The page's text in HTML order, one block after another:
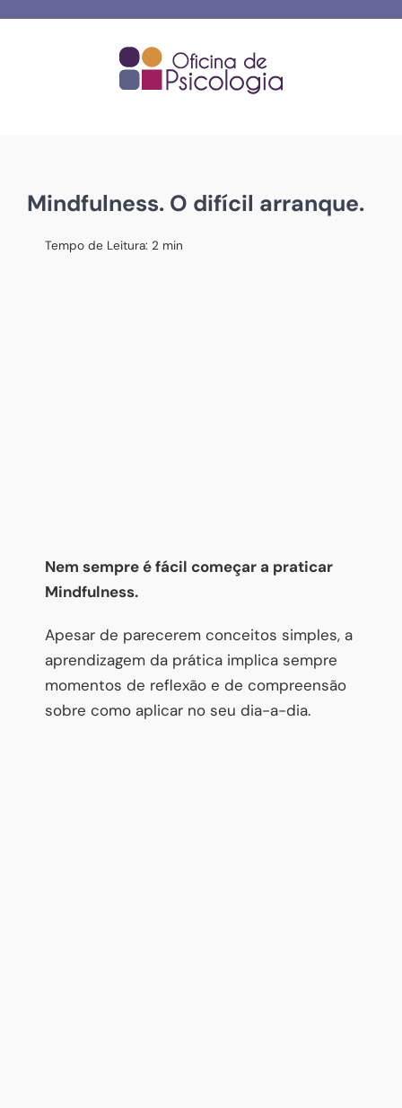
Mindfulness. O difícil arranque.
Tempo de Leitura: 2 min
Nem sempre é fácil começar a praticar
Mindfulness.
Apesar de parecerem conceitos simples, a
aprendizagem da prática implica sempre
momentos de reflexão e de compreensão
sobre como aplicar no seu dia-a-dia.